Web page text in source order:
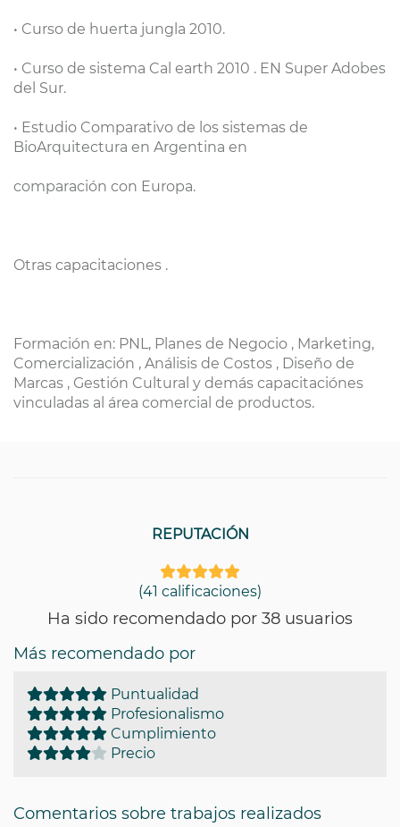
• Curso de huerta jungla 2010.
• Curso de sistema Cal earth 2010 . EN Super Adobes
del Sur.
• Estudio Comparativo de los sistemas de
BioArquitectura en Argentina en
comparación con Europa.
Otras capacitaciones .
Formación en: PNL, Planes de Negocio , Marketing,
Comercialización , Análisis de Costos , Diseño de
Marcas , Gestión Cultural y demás capacitaciónes
vinculadas al área comercial de productos.
REPUTACIÓN
(41 calificaciones)
Ha sido recomendado por 38 usuarios
Más recomendado por
Puntualidad
Profesionalismo
Cumplimiento
Precio
Comentarios sobre trabajos realizados